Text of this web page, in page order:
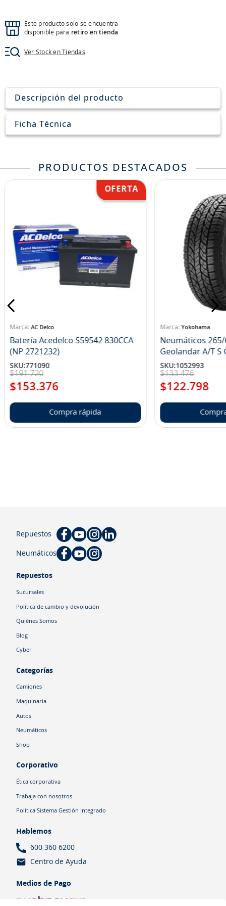
Este producto solo se encuentra
disponible para retiro en tienda
Ver Stock en Tiendas
Descripción del producto
Ficha Técnica
PRODUCTOS DESTACADOS
AC Delco
Batería Acedelco S59542 830CCA
(NP 2721232)
SKU:771090
$191.720
$153.376
Compra rápida
Yokohama
Neumáticos 265/
SKU:1052993
$133.476
$122.798
Repuestos
Neumáticos
Repuestos
Sucursales
Política de cambio y devolución
Quiénes Somos
Blog
Cyber
Categorías
Camiones
Maquinaria
Autos
Neumáticos
Shop
Corporativo
Ética corporativa
Trabaja con nosotros
Política Sistema Gestión Integrado
Hablemos
600 360 6200
Centro de Ayuda
Medios de Pago
9.
aceite